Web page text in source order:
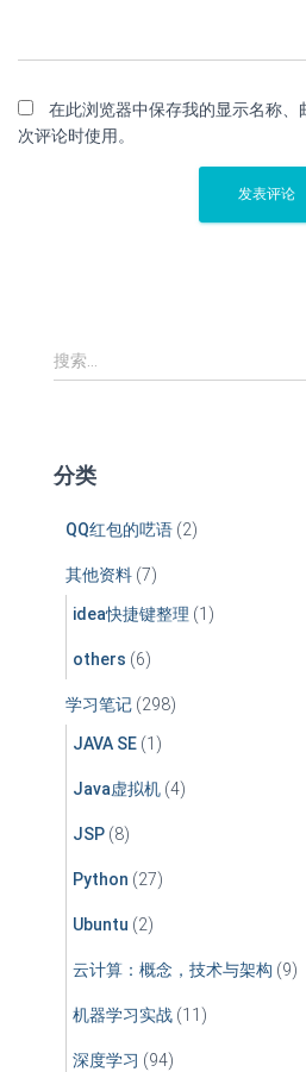
在此浏览器中保存我的显示名称
次评论时使用。
搜
索
搜索…
分类
QQ红包的呓语 (2)
其他资料 (7)
idea快捷键整理 (1)
others (6)
学习笔记 (298)
JAVA SE (1)
Java虚拟机 (4)
JSP (8)
Python (27)
Ubuntu (2)
云计算：概念，技术与架构 (9)
机器学习实战 (11)
深度学习 (94)